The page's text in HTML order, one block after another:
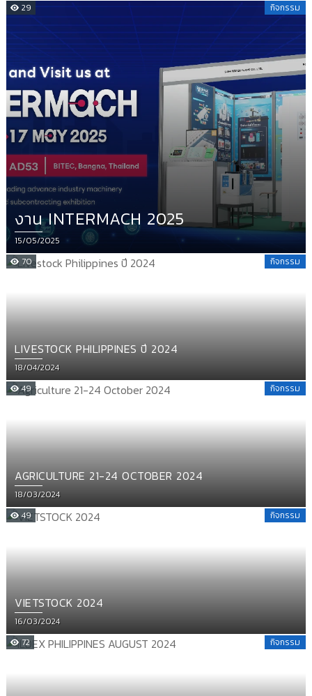
29 กิจกรรม
งาน INTERMACH 2025
Posted
on
15/05/2025
70
กิจกรรม
LIVESTOCK PHILIPPINES ปี 2024
Posted
on
18/04/2024
49
กิจกรรม
AGRICULTURE 21-24 OCTOBER 2024
Posted
on
18/03/2024
49
กิจกรรม
VIETSTOCK 2024
Posted
on
16/03/2024
72
กิจกรรม